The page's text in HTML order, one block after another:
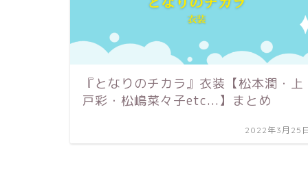
『となりのチカラ』衣装【松本潤・上
戸彩・松嶋菜々子etc...】まとめ
2022年3月25